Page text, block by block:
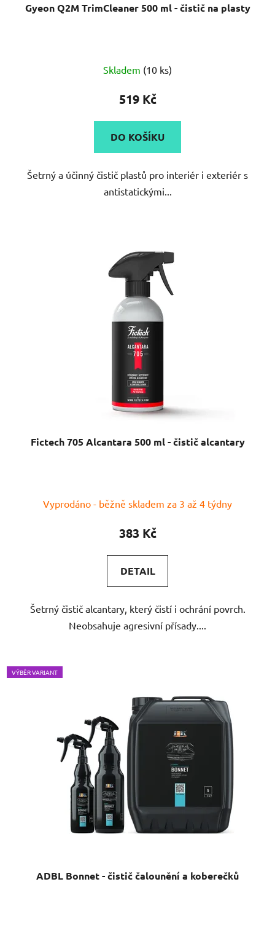
Gyeon Q2M TrimCleaner 500 ml - čistič na plasty
Skladem (10 ks)
519 Kč
DO KOŠÍKU
Šetrný a účinný čistič plastů pro interiér i exteriér s
antistatickými...
Fictech 705 Alcantara 500 ml - čistič alcantary
Vyprodáno - běžně skladem za 3 až 4 týdny
383 Kč
DETAIL
Šetrný čistič alcantary, který čistí i ochrání povrch.
Neobsahuje agresivní přísady....
VÝBĚR VARIANT
ADBL Bonnet - čistič čalounění a koberečků